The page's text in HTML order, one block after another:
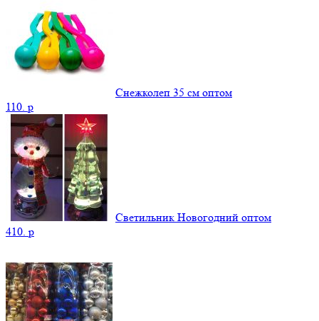
Снежколеп 35 см оптом
110. p
Светильник Новогодний оптом
410. p